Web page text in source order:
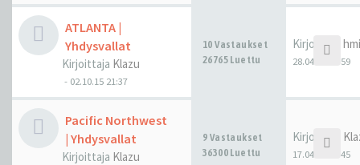
ATLANTA |
Yhdysvallat
Kirjoittaja Klazu
- 02.10.15 21:37
10 Vastaukset
26765 Luettu
Kirjoittaja
28.04.17 10:59
Pacific Northwest
| Yhdysvallat
Kirjoittaja Klazu
9 Vastaukset
36300 Luettu
Kirjoittaja
17.04.17 04:45